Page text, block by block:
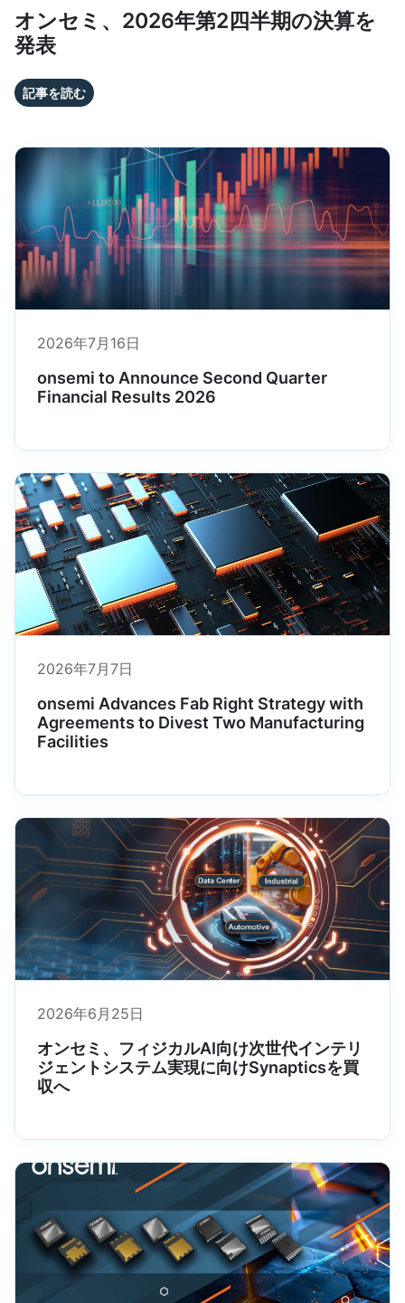
オンセミ、2026年第2四半期の決算を
発表
記事を読む
2026年7月16日
onsemi to Announce Second Quarter
Financial Results 2026
2026年7月7日
onsemi Advances Fab Right Strategy with
Agreements to Divest Two Manufacturing
Facilities
2026年6月25日
オンセミ、フィジカルAI向け次世代インテリ
ジェントシステム実現に向けSynapticsを買
収へ